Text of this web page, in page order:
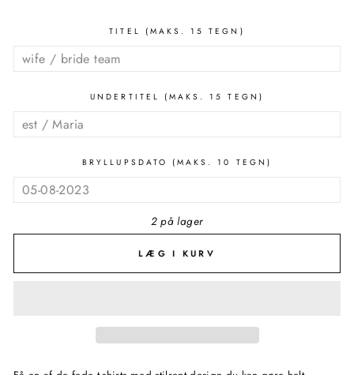
TITEL (MAKS. 15 TEGN)
UNDERTITEL (MAKS. 15 TEGN)
BRYLLUPSDATO (MAKS. 10 TEGN)
2 på lager
LÆG I KURV